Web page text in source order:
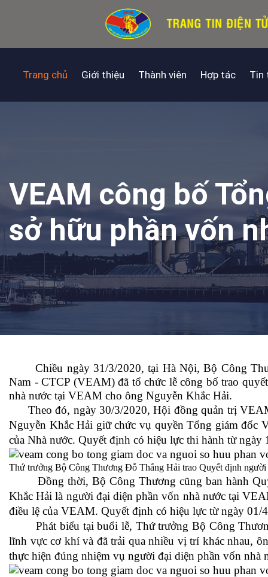
Trang chủ Giới thiệu Thành viên Hợp tác Tin
VEAM công bố
sở hữu phần vốn
Chiều ngày 31/3/2020, tại Hà Nội, Bộ Công
Nam - CTCP (VEAM) đã tổ chức lễ công bố trao
nhà nước tại VEAM cho ông Nguyễn Khắc Hải.
Theo đó, ngày 30/3/2020, Hội đồng quản trị
Nguyễn Khắc Hải giữ chức vụ quyền Tổng giám đốc
của Nhà nước. Quyết định có hiệu lực thi hành từ ngày
Thứ trưởng Bộ Công Thương Đỗ Thắng Hải trao Quyết định
Đồng thời, Bộ Công Thương cũng ban hành
Khắc Hải là người đại diện phần vốn nhà nước tại
điều lệ của VEAM. Quyết định có hiệu lực từ ngày 01/
Phát biểu tại buổi lễ, Thứ trưởng Bộ Công
lĩnh vực cơ khí và đã trải qua nhiều vị trí khác nhau,
thực hiện đúng nhiệm vụ người đại diện phần vốn